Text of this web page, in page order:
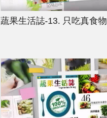
蔬果生活誌-13. 只吃真食物